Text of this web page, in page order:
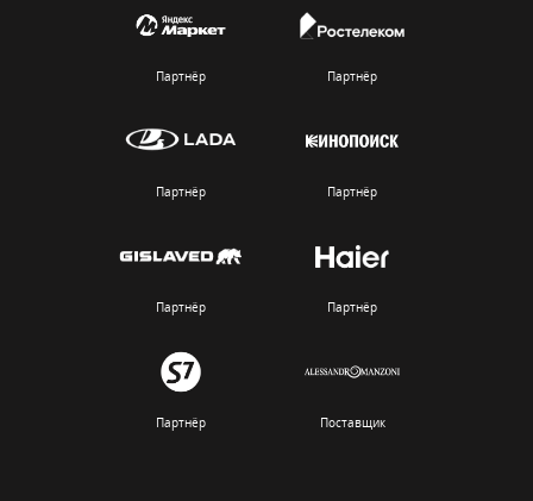
Партнёр Партнёр
Партнёр Партнёр
Партнёр Партнёр
Партнёр Поставщик